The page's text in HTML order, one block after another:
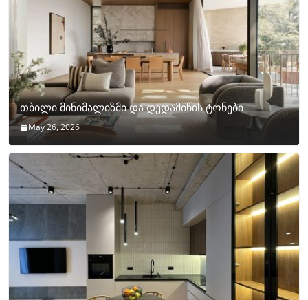
თბილი მინიმალიზმი და დედამიწის ტონები
May 26, 2026